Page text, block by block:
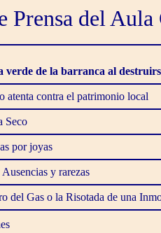
Prensa del Aula
verde de la barranca al
atenta contra el patrimonio local
Seco
por joyas
y rarezas
del Gas o la Risotada de una